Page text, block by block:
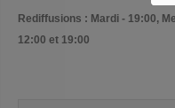
Rediffusions : Mardi - 19:00,
12:00 et 19:00